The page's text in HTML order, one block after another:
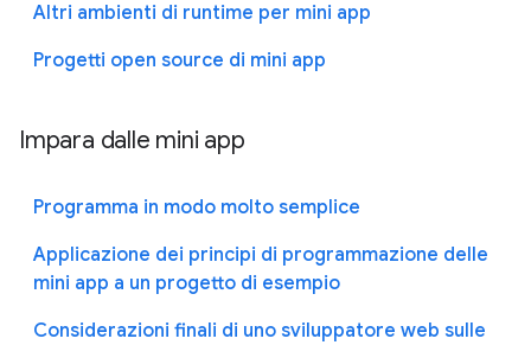
Altri ambienti di runtime per mini app
Progetti open source di mini app
Impara dalle mini app
Programma in modo molto semplice
Applicazione dei principi di programmazione delle
mini app a un progetto di esempio
Considerazioni finali di uno sviluppatore web sulle